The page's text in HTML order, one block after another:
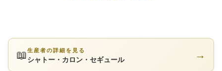
📖生産者の詳細を見る
シャトー・カロン・セギュール →